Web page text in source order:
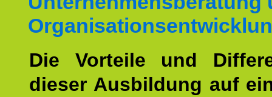
Die Vorteile und
dieser Ausbildung auf